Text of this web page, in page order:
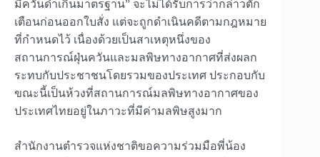
มีควันดำเกินมาตรฐาน” จะไม่ได้รับการว่ากล่าวตัก
เตือนก่อนออกใบสั่ง แต่จะถูกดำเนินคดีตามกฎหมาย
ที่กำหนดไว้ เนื่องด้วยเป็นสาเหตุหนึ่งของ
สถานการณ์ฝุ่นควันและมลพิษทางอากาศที่ส่งผลก
ระทบกับประชาชนโดยรวมของประเทศ ประกอบกับ
ขณะนี้เป็นห้วงที่สถานการณ์มลพิษทางอากาศของ
ประเทศไทยอยู่ในภาวะที่มีค่ามลพิษสูงมาก
สำนักงานตำรวจแห่งชาติขอความร่วมมือพี่น้อง